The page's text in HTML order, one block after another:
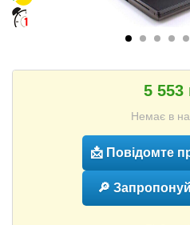
5 553
Немає в
📩 Повідомте
🔎